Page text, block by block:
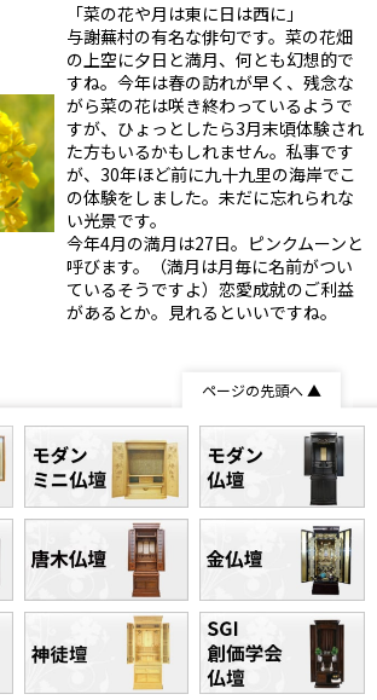
「菜の花や月は東に日は西に」
与謝蕪村の有名な俳句です。菜の花畑
の上空に夕日と満月、何とも幻想的で
すね。今年は春の訪れが早く、残念な
がら菜の花は咲き終わっているようで
すが、ひょっとしたら3月末頃体験され
た方もいるかもしれません。私事です
が、30年ほど前に九十九里の海岸でこ
の体験をしました。未だに忘れられな
い光景です。
今年4月の満月は27日。ピンクムーンと
呼びます。（満月は月毎に名前がつい
ているそうですよ）恋愛成就のご利益
があるとか。見れるといいですね。
ページの先頭へ ▲